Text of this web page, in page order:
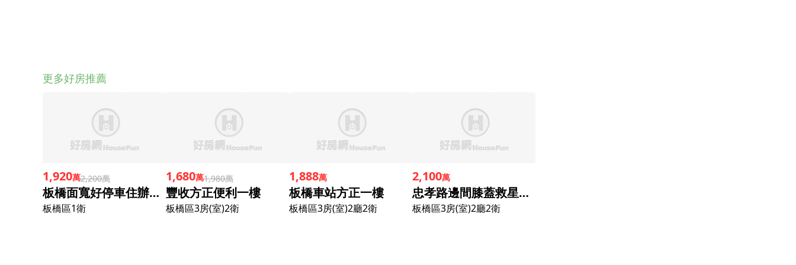
更多好房推薦
1,920萬2,200萬
板橋面寬好停車住辦走到未來莒光站約12分
板橋區1衛
1,680萬1,980萬
豐收方正便利一樓
板橋區3房(室)2衛
1,888萬
板橋車站方正一樓
板橋區3房(室)2廳2衛
2,100萬
忠孝路邊間膝蓋救星一樓門口方便停車
板橋區3房(室)2廳2衛